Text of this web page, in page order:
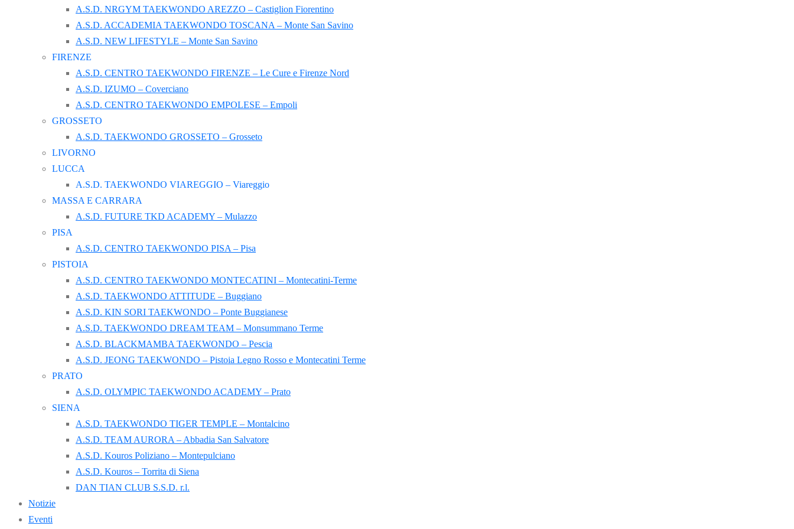
A.S.D. NRGYM TAEKWONDO AREZZO – Castiglion Fiorentino
A.S.D. ACCADEMIA TAEKWONDO TOSCANA – Monte San Savino
A.S.D. NEW LIFESTYLE – Monte San Savino
FIRENZE
A.S.D. CENTRO TAEKWONDO FIRENZE – Le Cure e Firenze Nord
A.S.D. IZUMO – Coverciano
A.S.D. CENTRO TAEKWONDO EMPOLESE – Empoli
GROSSETO
A.S.D. TAEKWONDO GROSSETO – Grosseto
LIVORNO
LUCCA
A.S.D. TAEKWONDO VIAREGGIO – Viareggio
MASSA E CARRARA
A.S.D. FUTURE TKD ACADEMY – Mulazzo
PISA
A.S.D. CENTRO TAEKWONDO PISA – Pisa
PISTOIA
A.S.D. CENTRO TAEKWONDO MONTECATINI – Montecatini-Terme
A.S.D. TAEKWONDO ATTITUDE – Buggiano
A.S.D. KIN SORI TAEKWONDO – Ponte Buggianese
A.S.D. TAEKWONDO DREAM TEAM – Monsummano Terme
A.S.D. BLACKMAMBA TAEKWONDO – Pescia
A.S.D. JEONG TAEKWONDO – Pistoia Legno Rosso e Montecatini Terme
PRATO
A.S.D. OLYMPIC TAEKWONDO ACADEMY – Prato
SIENA
A.S.D. TAEKWONDO TIGER TEMPLE – Montalcino
A.S.D. TEAM AURORA – Abbadia San Salvatore
A.S.D. Kouros Poliziano – Montepulciano
A.S.D. Kouros – Torrita di Siena
DAN TIAN CLUB S.S.D. r.l.
Notizie
Eventi